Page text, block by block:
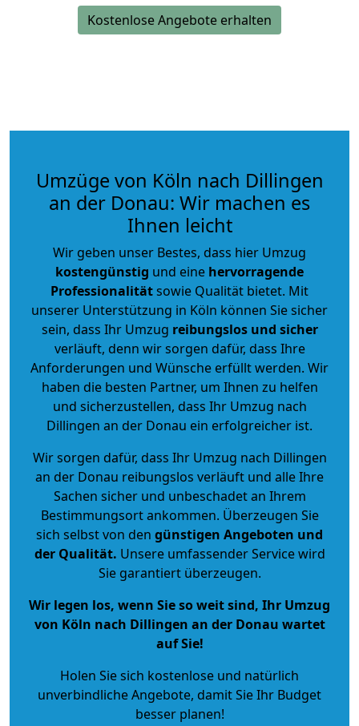
Kostenlose Angebote erhalten
Umzüge von Köln nach Dillingen
an der Donau: Wir machen es
Ihnen leicht
Wir geben unser Bestes, dass hier Umzug
kostengünstig und eine hervorragende
Professionalitätsowie Qualität bietet. Mit
unserer Unterstützung in Köln können Sie sicher
sein, dass Ihr Umzug reibungslos und sicher
verläuft, denn wir sorgen dafür, dass Ihre
Anforderungen und Wünsche erfüllt werden. Wir
haben die besten Partner, um Ihnen zu helfen
und sicherzustellen, dass Ihr Umzug nach
Dillingen an der Donau ein erfolgreicher ist.
Wir sorgen dafür, dass Ihr Umzug nach Dillingen
an der Donau reibungslos verläuft und alle Ihre
Sachen sicher und unbeschadet an Ihrem
Bestimmungsort ankommen. Überzeugen Sie
sich selbst von den günstigen Angeboten und
der Qualität. Unsere umfassender Service wird
Sie garantiert überzeugen.
Wir legen los, wenn Sie so weit sind, Ihr Umzug
von Köln nach Dillingen an der Donau wartet
auf Sie!
Holen Sie sich kostenlose und natürlich
unverbindliche Angebote, damit Sie Ihr Budget
besser planen!